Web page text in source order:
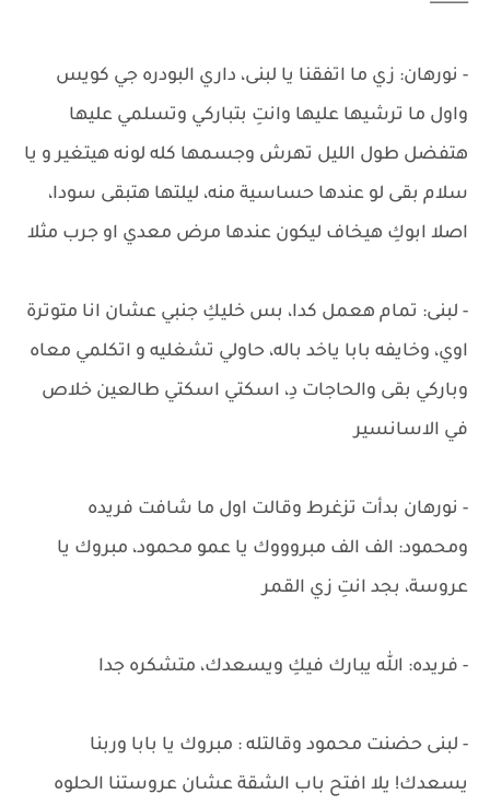
- نورهان: زي ما اتفقنا يا لبنى، داري البودره جي كويس
واول ما ترشيها عليها وانتِ بتباركي وتسلمي عليها
هتفضل طول الليل تهرش وجسمها كله لونه هيتغير و يا
سلام بقى لو عندها حساسية منه، ليلتها هتبقى سودا،
اصلا ابوكِ هيخاف ليكون عندها مرض معدي او جرب مثلا
- لبنى: تمام هعمل كدا، بس خليكِ جنبي عشان انا متوترة
اوي، وخايفه بابا ياخد باله، حاولي تشغليه و اتكلمي معاه
وباركي بقى والحاجات دِ، اسكتي اسكتي طالعين خلاص
في الاسانسير
- نورهان بدأت تزغرط وقالت اول ما شافت فريده
ومحمود: الف الف مبروووك يا عمو محمود، مبروك يا
عروسة، بجد انتِ زي القمر
- فريده: الله يبارك فيكِ ويسعدك، متشكره جدا
- لبنى حضنت محمود وقالتله : مبروك يا بابا وربنا
يسعدك! يلا افتح باب الشقة عشان عروستنا الحلوه